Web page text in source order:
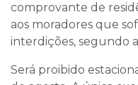
comprovante de
aos moradores que
interdições, segundo
Será proibido